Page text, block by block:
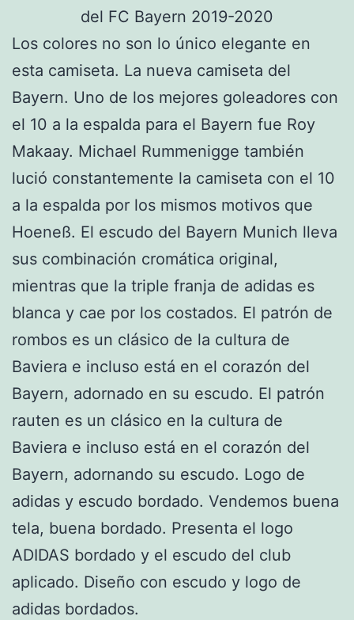
Los colores no son lo único elegante en
esta camiseta. La nueva camiseta del
Bayern. Uno de los mejores goleadores con
el 10 a la espalda para el Bayern fue Roy
Makaay. Michael Rummenigge también
lució constantemente la camiseta con el 10
a la espalda por los mismos motivos que
Hoeneß. El escudo del Bayern Munich lleva
sus combinación cromática original,
mientras que la triple franja de adidas es
blanca y cae por los costados. El patrón de
rombos es un clásico de la cultura de
Baviera e incluso está en el corazón del
Bayern, adornado en su escudo. El patrón
rauten es un clásico en la cultura de
Baviera e incluso está en el corazón del
Bayern, adornando su escudo. Logo de
adidas y escudo bordado. Vendemos buena
tela, buena bordado. Presenta el logo
ADIDAS bordado y el escudo del club
aplicado. Diseño con escudo y logo de
adidas bordados.